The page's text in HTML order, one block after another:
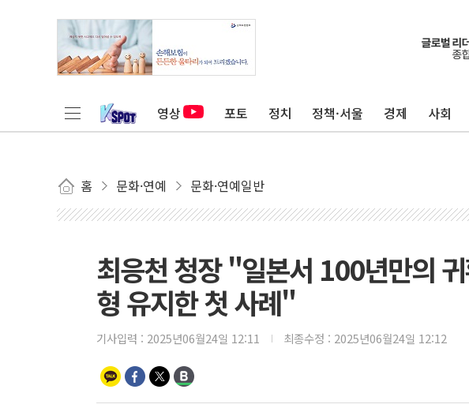
영상 포토 정치 정책·서울 경제 사회
홈 문화·연예 문화·연예일반
최응천 청장 "일본서 100년만의
형 유지한 첫 사례"
기사입력 : 2025년06월24일 12:11 최종수정 : 2025년06월24일 12:12